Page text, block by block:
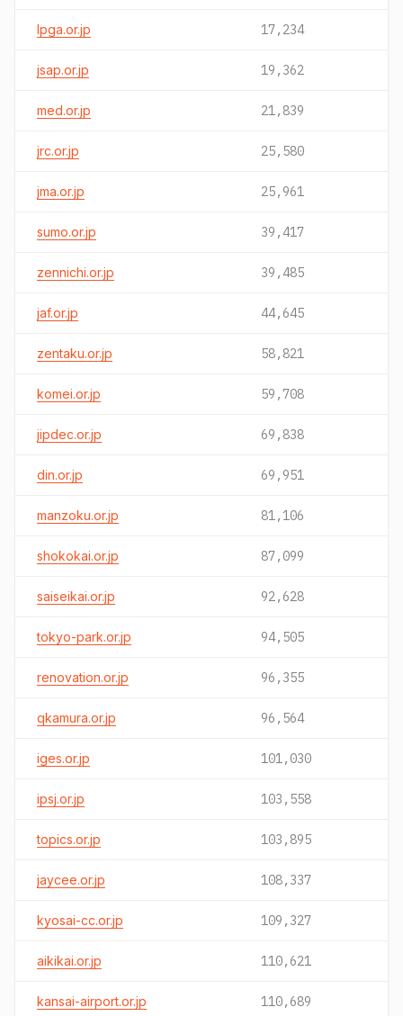
lpga.or.jp 17,234
jsap.or.jp 19,362
med.or.jp 21,839
jrc.or.jp 25,580
jma.or.jp 25,961
sumo.or.jp 39,417
zennichi.or.jp 39,485
jaf.or.jp 44,645
zentaku.or.jp 58,821
komei.or.jp 59,708
jipdec.or.jp 69,838
din.or.jp 69,951
manzoku.or.jp 81,106
shokokai.or.jp 87,099
saiseikai.or.jp 92,628
tokyo-park.or.jp 94,505
renovation.or.jp 96,355
qkamura.or.jp 96,564
iges.or.jp 101,030
ipsj.or.jp 103,558
topics.or.jp 103,895
jaycee.or.jp 108,337
kyosai-cc.or.jp 109,327
aikikai.or.jp 110,621
kansai-airport.or.jp 110,689